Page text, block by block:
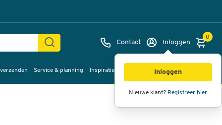
Contact Inloggen
Inloggen
Nieuwe klant? Registreer hier
0
Service & planning Inspiratie
Afbeeldingen Video's
360°
weergave